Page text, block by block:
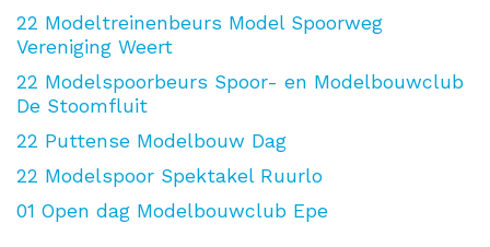
22 Modeltreinenbeurs Model Spoorweg
Vereniging Weert
22 Modelspoorbeurs Spoor- en Modelbouwclub
De Stoomfluit
22 Puttense Modelbouw Dag
22 Modelspoor Spektakel Ruurlo
01 Open dag Modelbouwclub Epe